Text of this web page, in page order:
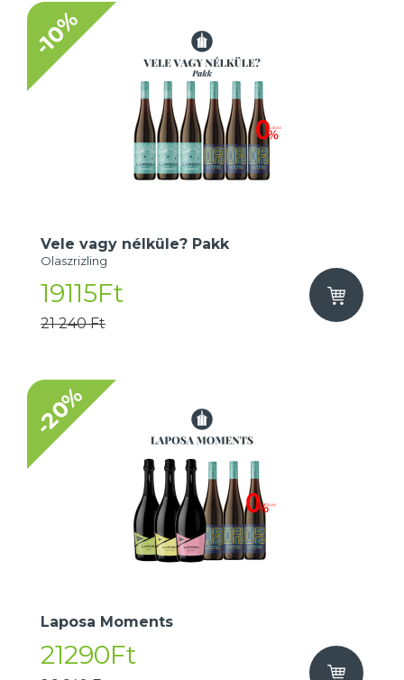
-10%
Vele vagy nélküle? Pakk
Olaszrizling
19115Ft
21 240 Ft
-20%
Laposa Moments
21290Ft